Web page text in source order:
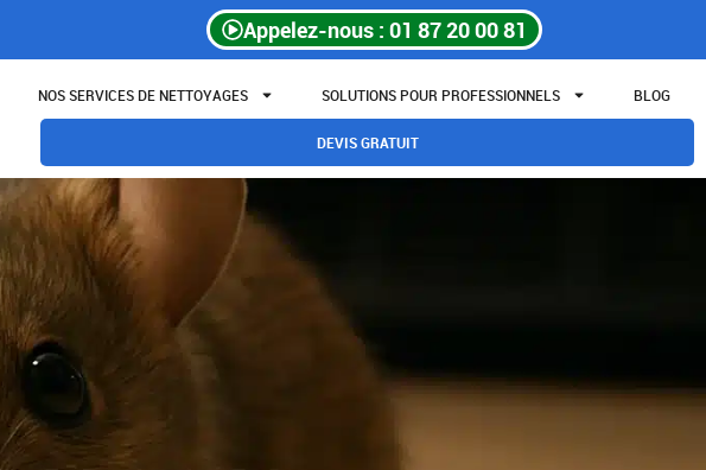
Appelez-nous : 01 87 20 00 81
NOS SERVICES DE NETTOYAGES SOLUTIONS POUR PROFESSIONNELS BLOG
DEVIS GRATUIT